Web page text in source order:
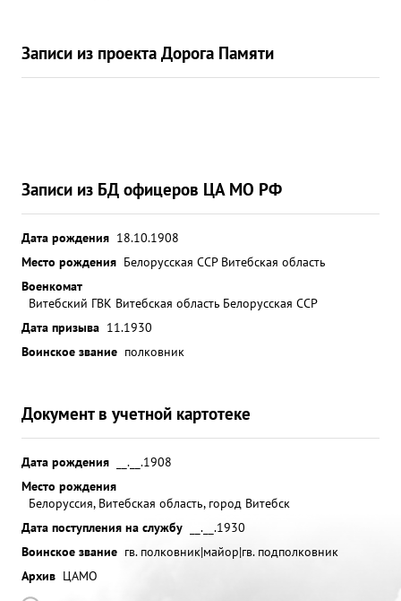
Записи из проекта Дорога Памяти
Записи из БД офицеров ЦА МО РФ
Дата рождения 18.10.1908
Место рождения Белорусская ССР Витебская область
Военкомат
Витебский ГВК Витебская область Белорусская ССР
Дата призыва 11.1930
Воинское звание полковник
Документ в учетной картотеке
Дата рождения
__.__.1908
Место рождения
Белоруссия, Витебская область, город Витебск
Дата поступления на службу
__.__.1930
Воинское звание гв. полковник|майор|гв. подполковник
Архив ЦАМО